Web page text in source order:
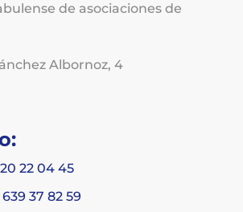
de asociaciones de
Albornoz, 4
22 04 45
639 37 82 59